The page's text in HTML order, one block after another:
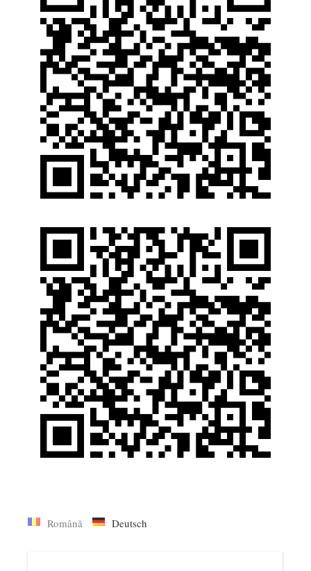
Română Deutsch